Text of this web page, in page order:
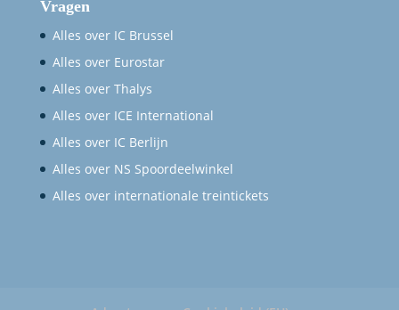
Vragen
Alles over IC Brussel
Alles over Eurostar
Alles over Thalys
Alles over ICE International
Alles over IC Berlijn
Alles over NS Spoordeelwinkel
Alles over internationale treintickets